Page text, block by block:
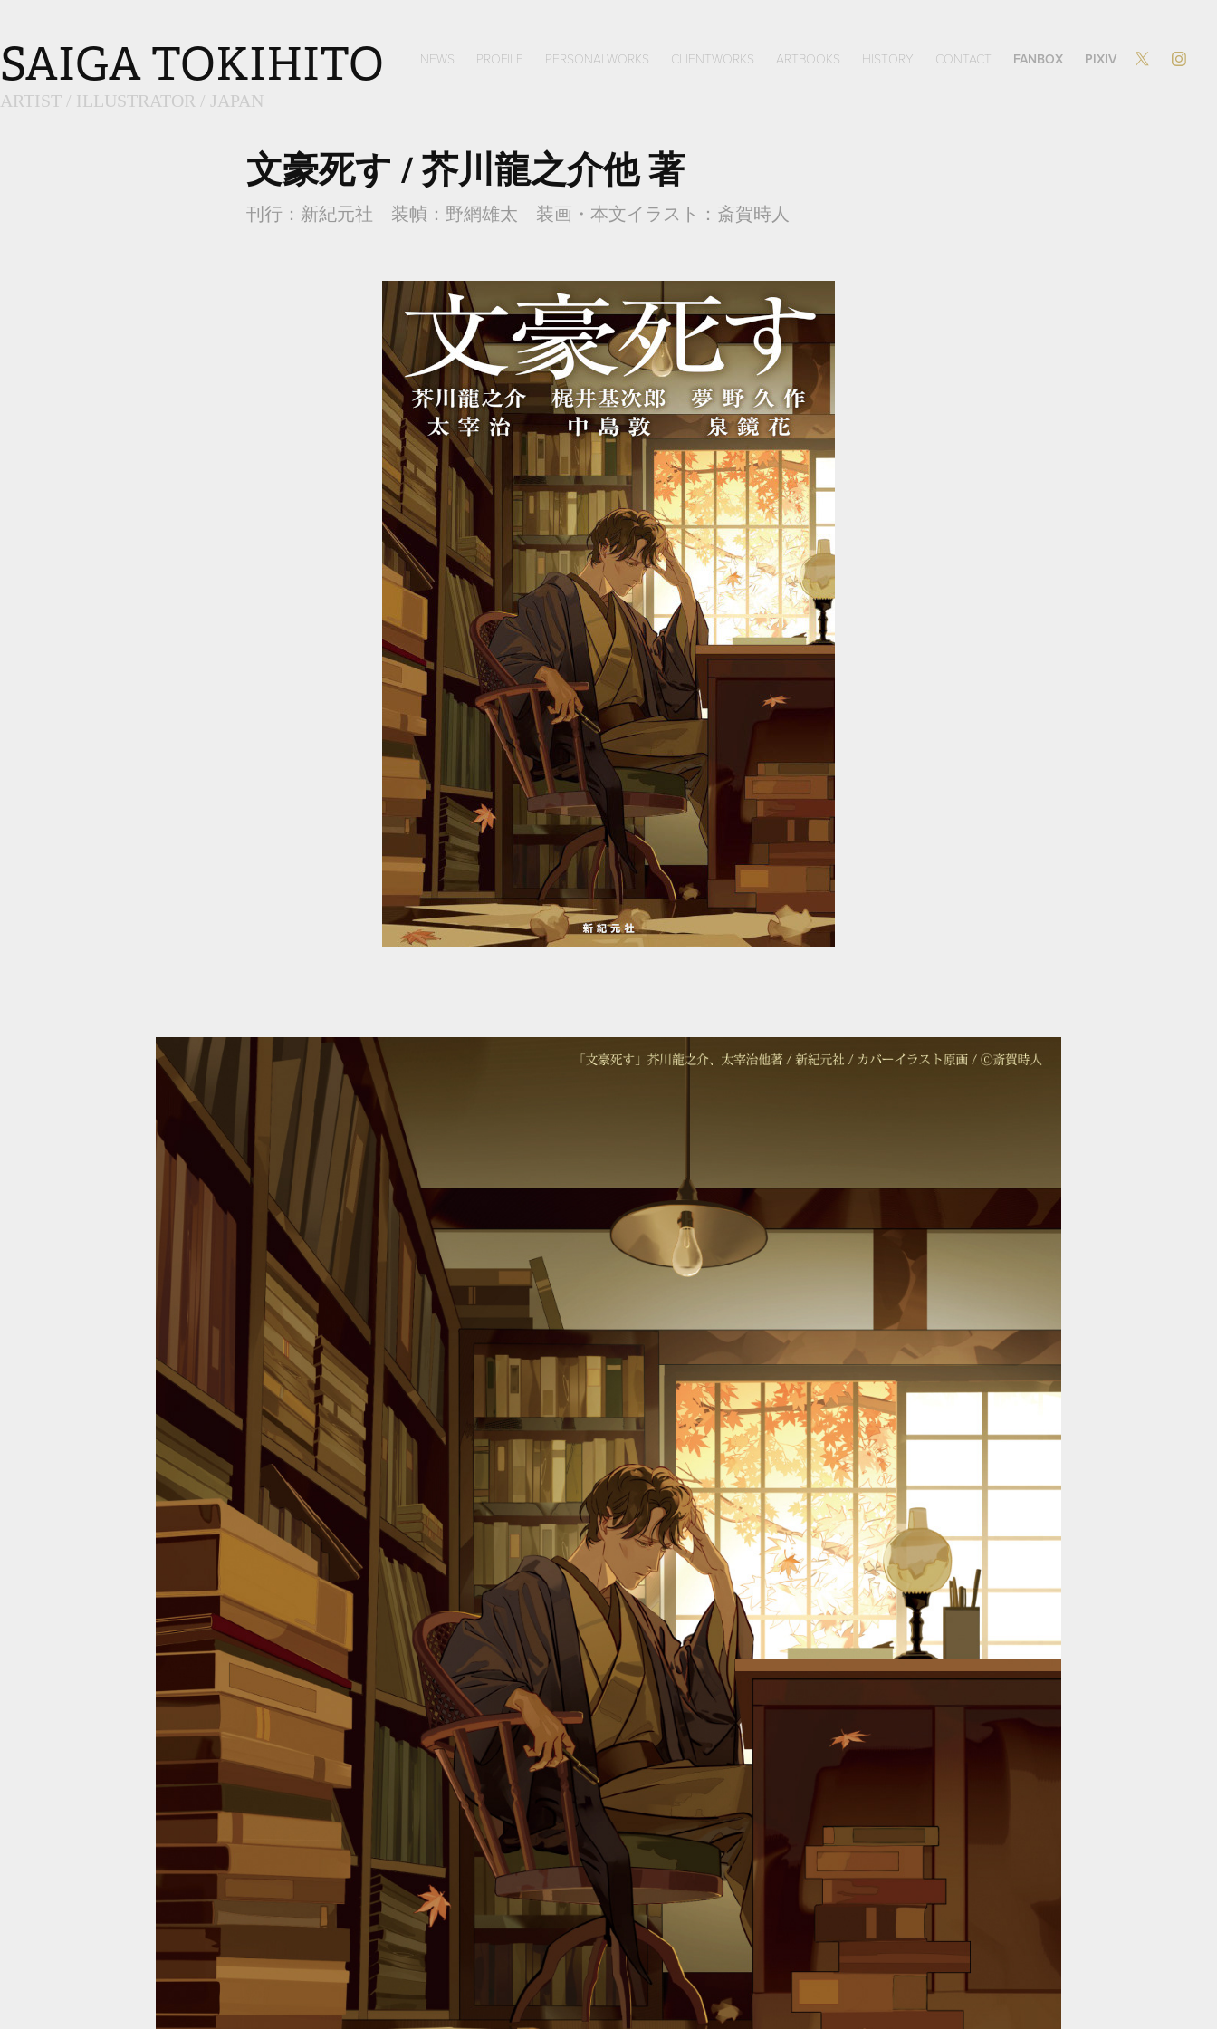
SAIGA TOKIHITO
ARTIST / ILLUSTRATOR / JAPAN
NEWS PROFILE PERSONALWORKS CLIENTWORKS ARTBOOKS HISTORY CONTACT FANBOX PIXIV
文豪死す / 芥川龍之介他 著
刊行：新紀元社 装幀：野網雄太 装画・本文イラスト：斎賀時人